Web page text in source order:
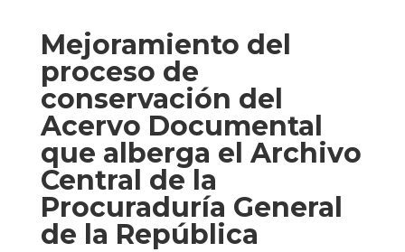
Mejoramiento del
proceso de
conservación del
Acervo Documental
que alberga el Archivo
Central de la
Procuraduría General
de la República